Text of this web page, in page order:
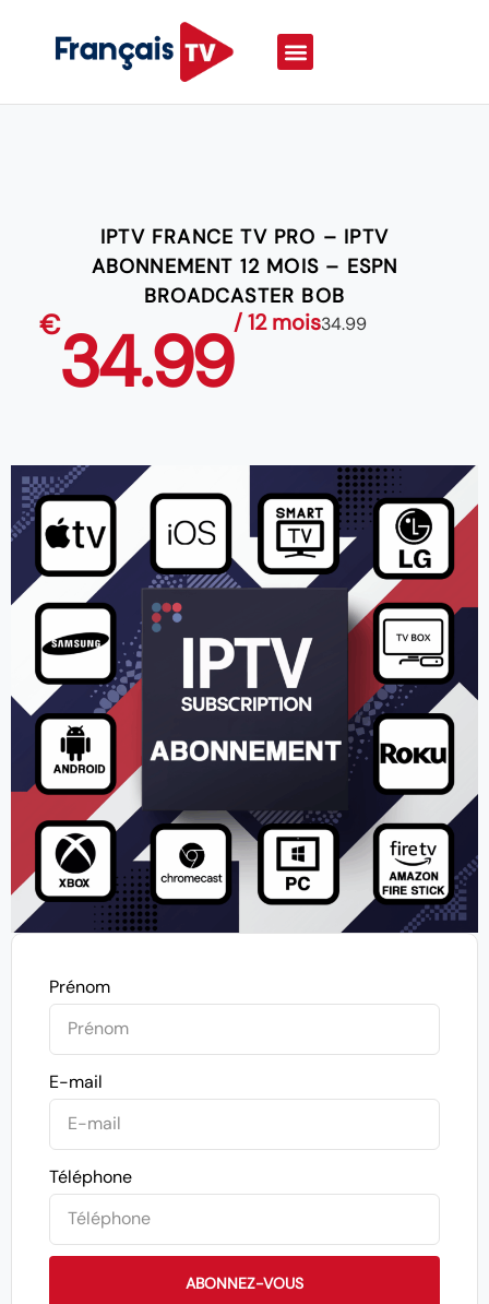
IPTV FRANCE TV PRO – IPTV
ABONNEMENT 12 MOIS – ESPN
BROADCASTER BOB
€34.99/ 12 mois34.99
Prénom
E-mail
Téléphone
ABONNEZ-VOUS